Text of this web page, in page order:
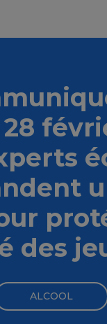
des
ALCOOL
des cookies